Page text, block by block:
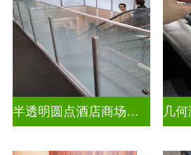
半透明圆点酒店商场彩色渐变玻璃